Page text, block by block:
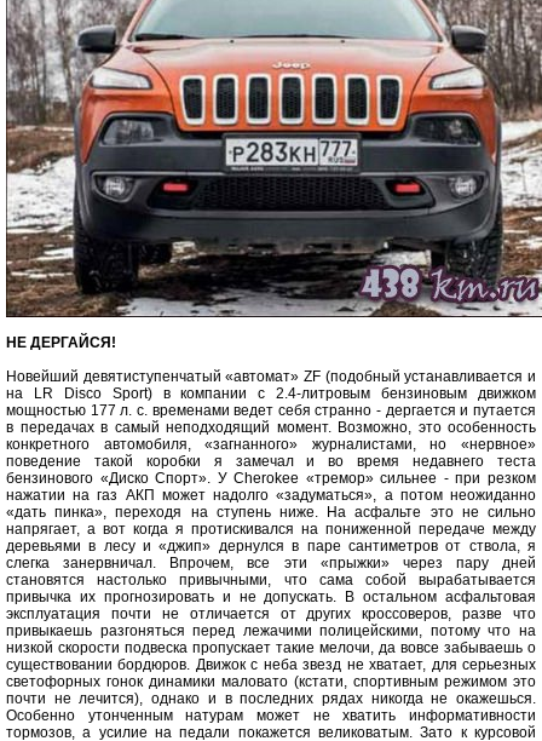
НЕ ДЕРГАЙСЯ!
Новейший девятиступенчатый «автомат» ZF (подобный устанавливается и
на LR Disco Sport) в компании с 2.4-литровым бензиновым движком
мощностью 177 л. с. временами ведет себя странно - дергается и путается
в передачах в самый неподходящий момент. Возможно, это особенность
конкретного автомобиля, «загнанного» журналистами, но «нервное»
поведение такой коробки я замечал и во время недавнего теста
бензинового «Диско Спорт». У Cherokee «тремор» сильнее - при резком
нажатии на газ АКП может надолго «задуматься», а потом неожиданно
«дать пинка», переходя на ступень ниже. На асфальте это не сильно
напрягает, а вот когда я протискивался на пониженной передаче между
деревьями в лесу и «джип» дернулся в паре сантиметров от ствола, я
слегка занервничал. Впрочем, все эти «прыжки» через пару дней
становятся настолько привычными, что сама собой вырабатывается
привычка их прогнозировать и не допускать. В остальном асфальтовая
эксплуатация почти не отличается от других кроссоверов, разве что
привыкаешь разгоняться перед лежачими полицейскими, потому что на
низкой скорости подвеска пропускает такие мелочи, да вовсе забываешь о
существовании бордюров. Движок с неба звезд не хватает, для серьезных
светофорных гонок динамики маловато (кстати, спортивным режимом это
почти не лечится), однако и в последних рядах никогда не окажешься.
Особенно утонченным натурам может не хватить информативности
тормозов, а усилие на педали покажется великоватым. Зато к курсовой